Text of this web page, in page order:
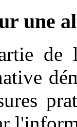
une
de